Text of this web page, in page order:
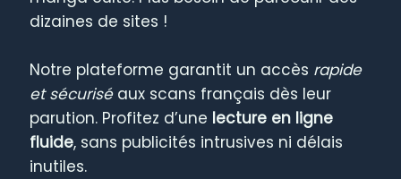
dizaines de sites !
Notre plateforme garantit un accès rapide
et sécuriséaux scans français dès leur
parution. Profitez d’une lecture en ligne
fluide, sans publicités intrusives ni délais
inutiles.